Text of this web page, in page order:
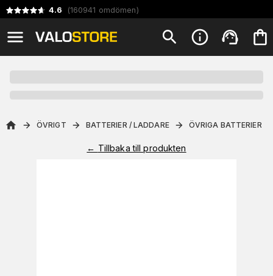
4.6 (160941 omdömen)
ÖVRIGT BATTERIER / LADDARE ÖVRIGA BATTERIER
← Tillbaka till produkten